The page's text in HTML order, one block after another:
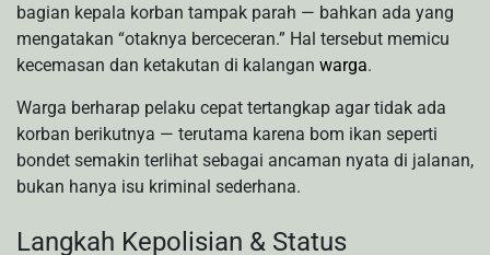
bagian kepala korban tampak parah — bahkan ada yang
mengatakan “otaknya berceceran.” Hal tersebut memicu
kecemasan dan ketakutan di kalangan warga.
Warga berharap pelaku cepat tertangkap agar tidak ada
korban berikutnya — terutama karena bom ikan seperti
bondet semakin terlihat sebagai ancaman nyata di jalanan,
bukan hanya isu kriminal sederhana.
Langkah Kepolisian & Status